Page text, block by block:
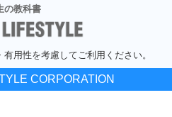
の教科書
用性を考慮してご利用ください。
CORPORATION